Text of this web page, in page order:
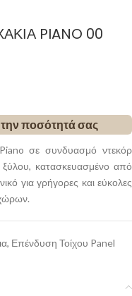
PIANO 00
ποσότητά σας
σε συνδυασμό ντεκόρ
κατασκευασμένο από
για γρήγορες και εύκολες
, Επένδυση Τοίχου Panel